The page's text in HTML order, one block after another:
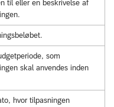
til eller en beskrivelse af
som
skal anvendes inden
hvor tilpasningen